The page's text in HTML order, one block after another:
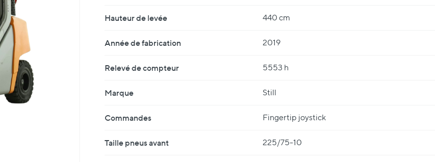
Hauteur de levée 440 cm
Année de fabrication 2019
Relevé de compteur 5553 h
Marque Still
Commandes Fingertip joystick
Taille pneus avant 225/75-10